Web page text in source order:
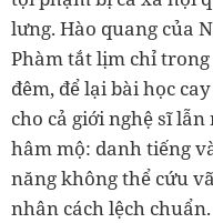
lưng. Hào quang của
Phàm tắt lịm chỉ
đêm, để lại bài học
cho cả giới nghệ sĩ lẫn
hâm mộ: danh tiếng
năng không thể cứu
nhân cách lệch chuẩn.